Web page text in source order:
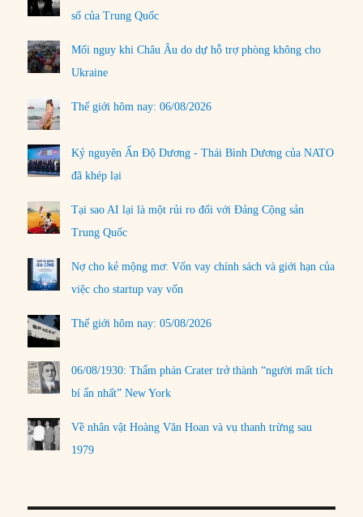
số của Trung Quốc
Mối nguy khi Châu Âu do dự hỗ trợ phòng không cho
Ukraine
Thế giới hôm nay: 06/08/2026
Kỷ nguyên Ấn Độ Dương - Thái Bình Dương của NATO
đã khép lại
Tại sao AI lại là một rủi ro đối với Đảng Cộng sản
Trung Quốc
Nợ cho kẻ mộng mơ: Vốn vay chính sách và giới hạn của
việc cho startup vay vốn
Thế giới hôm nay: 05/08/2026
06/08/1930: Thẩm phán Crater trở thành “người mất tích
bí ẩn nhất” New York
Về nhân vật Hoàng Văn Hoan và vụ thanh trừng sau
1979